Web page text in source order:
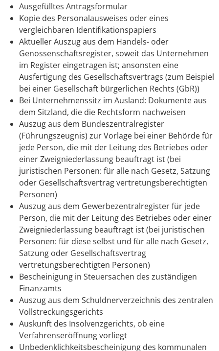
Ausgefülltes Antragsformular
Kopie des Personalausweises oder eines
vergleichbaren Identifikationspapiers
Aktueller Auszug aus dem Handels- oder
Genossenschaftsregister, soweit das Unternehmen
im Register eingetragen ist; ansonsten eine
Ausfertigung des Gesellschaftsvertrags (zum Beispiel
bei einer Gesellschaft bürgerlichen Rechts (GbR))
Bei Unternehmenssitz im Ausland: Dokumente aus
dem Sitzland, die die Rechtsform nachweisen
Auszug aus dem Bundeszentralregister
(Führungszeugnis) zur Vorlage bei einer Behörde für
jede Person, die mit der Leitung des Betriebes oder
einer Zweigniederlassung beauftragt ist (bei
juristischen Personen: für alle nach Gesetz, Satzung
oder Gesellschaftsvertrag vertretungsberechtigten
Personen)
Auszug aus dem Gewerbezentralregister für jede
Person, die mit der Leitung des Betriebes oder einer
Zweigniederlassung beauftragt ist (bei juristischen
Personen: für diese selbst und für alle nach Gesetz,
Satzung oder Gesellschaftsvertrag
vertretungsberechtigten Personen)
Bescheinigung in Steuersachen des zuständigen
Finanzamts
Auszug aus dem Schuldnerverzeichnis des zentralen
Vollstreckungsgerichts
Auskunft des Insolvenzgerichts, ob eine
Verfahrenseröffnung vorliegt
Unbedenklichkeitsbescheinigung des kommunalen